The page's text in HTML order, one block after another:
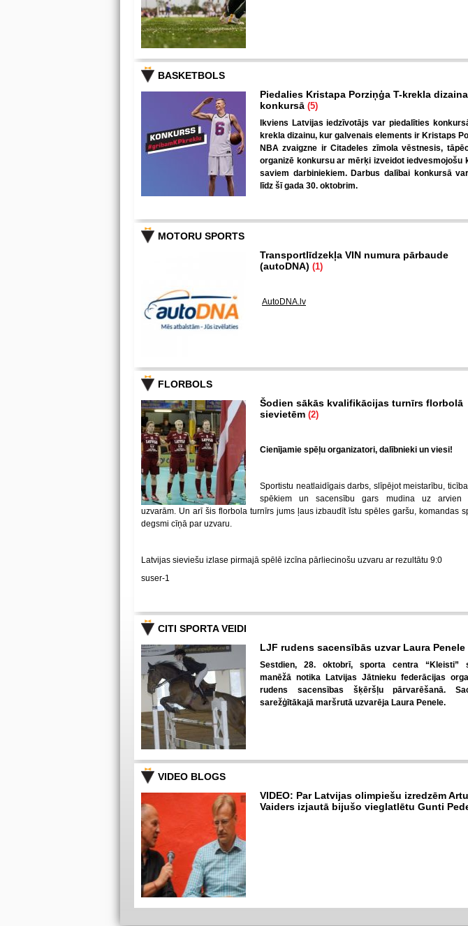
BASKETBOLS
Piedalies Kristapa Porziņģa T-krekla dizaina
konkursā (5)
Ikviens Latvijas iedzīvotājs var piedalīties
krekla dizainu, kur galvenais elements ir Kristaps
NBA zvaigzne ir Citadeles zīmola vēstnesis,
organizē konkursu ar mērķi izveidot iedvesmojošu
saviem darbiniekiem. Darbus dalībai konkursā
līdz šī gada 30. oktobrim.
MOTORU SPORTS
Transportlīdzekļa VIN numura pārbaude
(autoDNA) (1)
AutoDNA.lv
FLORBOLS
Šodien sākās kvalifikācijas turnīrs florbolā
sievietēm (2)
Cienījamie spēļu organizatori, dalībnieki un viesi!
Sportistu neatlaidīgais darbs, slīpējot meistarību,
spēkiem un sacensību gars mudina uz arvien
uzvarām. Un arī šis florbola turnīrs jums ļaus izbaudīt īstu spēles garšu, komandas
degsmi cīņā par uzvaru.
Latvijas sieviešu izlase pirmajā spēlē izcīna pārliecinošu uzvaru ar rezultātu 9:0
suser-1
CITI SPORTA VEIDI
LJF rudens sacensībās uzvar Laura Penele
Sestdien, 28. oktobrī, sporta centra “Kleisti”
manēžā notika Latvijas Jātnieku federācijas
rudens sacensības šķēršļu pārvarēšanā.
sarežģītākajā maršrutā uzvarēja Laura Penele.
VIDEO BLOGS
VIDEO: Par Latvijas olimpiešu izredzēm
Vaiders izjautā bijušo vieglatlētu Gunti